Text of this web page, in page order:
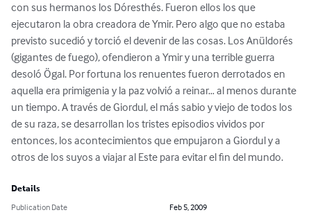
con sus hermanos los Dóresthés. Fueron ellos los que
ejecutaron la obra creadora de Ymir. Pero algo que no estaba
previsto sucedió y torció el devenir de las cosas. Los Anüldorés
(gigantes de fuego), ofendieron a Ymir y una terrible guerra
desoló Ögal. Por fortuna los renuentes fueron derrotados en
aquella era primigenia y la paz volvió a reinar… al menos durante
un tiempo. A través de Giordul, el más sabio y viejo de todos los
de su raza, se desarrollan los tristes episodios vividos por
entonces, los acontecimientos que empujaron a Giordul y a
otros de los suyos a viajar al Este para evitar el fin del mundo.
Details
Publication Date
Feb 5, 2009